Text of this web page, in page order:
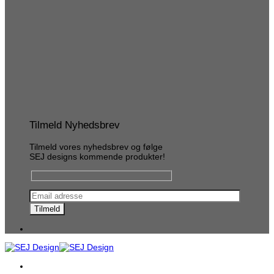
Tilmeld Nyhedsbrev
Tilmeld vores nyhedsbrev og følge
SEJ designs kommende produkter!